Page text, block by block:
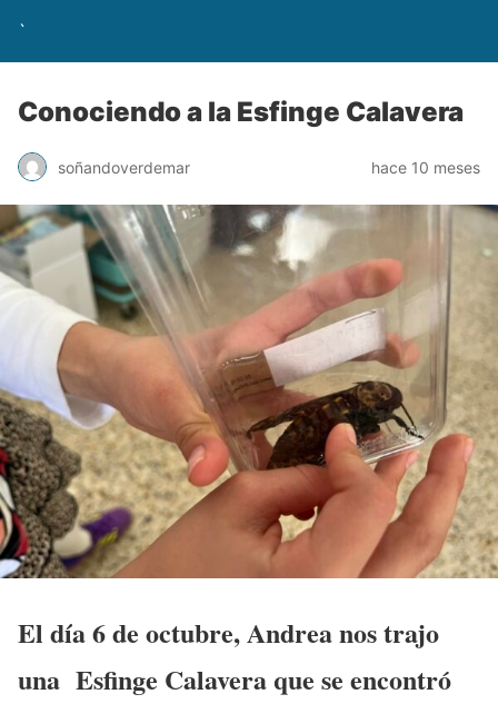
`
Conociendo a la Esfinge Calavera
soñandoverdemar hace 10 meses
El día 6 de octubre, Andrea nos trajo
una Esfinge Calavera que se encontró